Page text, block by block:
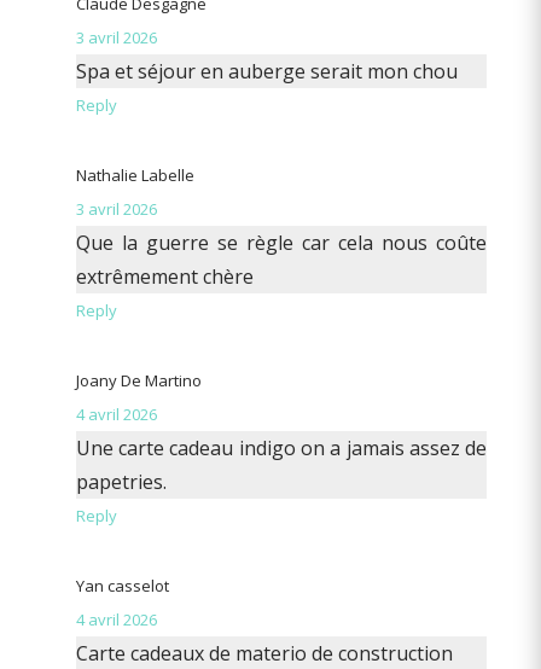
3 avril 2026
Spa et séjour en auberge serait mon chou
Reply
Nathalie Labelle
3 avril 2026
Que la guerre se règle car cela nous coûte
extrêmement chère
Reply
Joany De Martino
4 avril 2026
Une carte cadeau indigo on a jamais assez de
papetries.
Reply
Yan casselot
4 avril 2026
Carte cadeaux de materio de construction